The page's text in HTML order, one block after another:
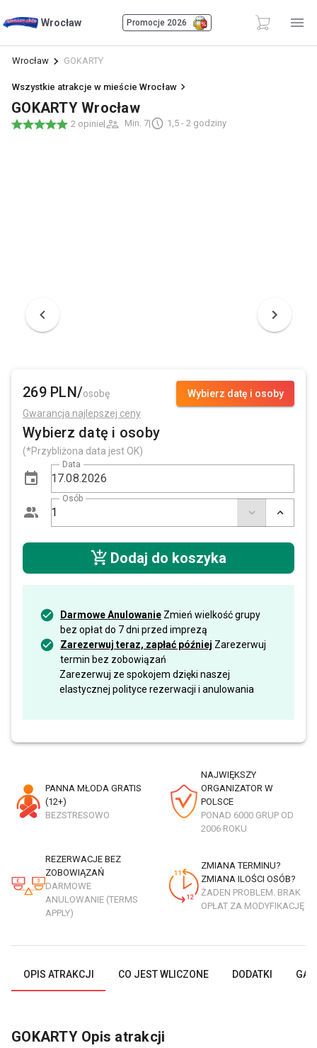
Wrocław Promocje 2026
Wrocław GOKARTY
Wszystkie atrakcje w mieście Wrocław
GOKARTY Wrocław
2 opinie| Min. 7| 1,5 - 2 godziny
Wybierz datę i osoby
269 PLN/osobę
Gwarancja najlepszej ceny
Wybierz datę i osoby
(*Przybliżona data jest OK)
Data
Osób
Dodaj do koszyka
Darmowe Anulowanie Zmień wielkość grupy
bez opłat do 7 dni przed imprezą
Zarezerwuj teraz, zapłać później Zarezerwuj
termin bez zobowiązań
Zarezerwuj ze spokojem dzięki naszej
elastycznej polityce rezerwacji i anulowania
PANNA MŁODA GRATIS
(12+)
BEZSTRESOWO
NAJWIĘKSZY
ORGANIZATOR W
POLSCE
PONAD 6000 GRUP OD
2006 ROKU
REZERWACJE BEZ
ZOBOWIĄZAŃ
DARMOWE
ANULOWANIE (TERMS
APPLY)
ZMIANA TERMINU?
ZMIANA ILOŚCI OSÓB?
ŻADEN PROBLEM. BRAK
OPŁAT ZA MODYFIKACJĘ
OPIS ATRAKCJI CO JEST WLICZONE DODATKI
GOKARTYOpis atrakcji